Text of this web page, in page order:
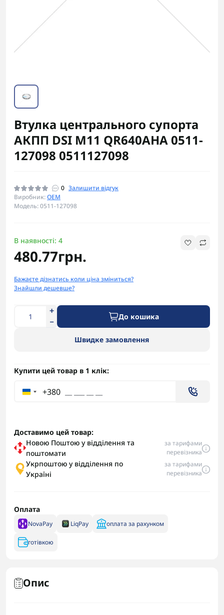
Втулка центрального супорта
АКПП DSI M11 QR640AHA 0511-
127098 0511127098
0 Залишити відгук
Виробник:OEM
Модель: 0511-127098
В наявності: 4
480.77грн.
Бажаєте дізнатись коли ціна зміниться?
Знайшли дешевше?
До кошика
Швидке замовлення
Купити цей товар в 1 клік:
+380
Доставимо цей товар:
Новою Поштою у відділення та
поштомати
за тарифами
перевізника
Укрпоштою у відділення по
Україні
за тарифами
перевізника
Оплата
NovaPay LiqPay оплата за рахунком
готівкою
Опис